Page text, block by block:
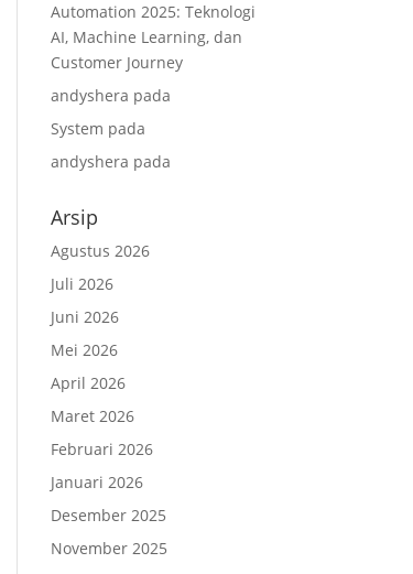
Automation 2025: Teknologi
AI, Machine Learning, dan
Customer Journey
andyshera pada
System pada
andyshera pada
Arsip
Agustus 2026
Juli 2026
Juni 2026
Mei 2026
April 2026
Maret 2026
Februari 2026
Januari 2026
Desember 2025
November 2025